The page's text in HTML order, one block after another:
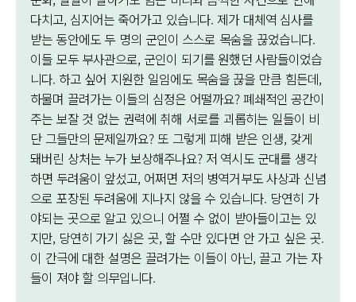
다치고, 심지어는 죽어가고 있습니다. 제가 대체역 심사를
받는 동안에도 두 명의 군인이 스스로 목숨을 끊었습니다.
이들 모두 부사관으로, 군인이 되기를 원했던 사람들이었습
니다. 하고 싶어 지원한 일임에도 목숨을 끊을 만큼 힘든데,
하물며 끌려가는 이들의 심정은 어떨까요? 폐쇄적인 공간이
주는 보잘 것 없는 권력에 취해 서로를 괴롭히는 일들이 비
단 그들만의 문제일까요? 또 그렇게 피해 받은 인생, 갖게
돼버린 상처는 누가 보상해주나요? 저 역시도 군대를 생각
하면 두려움이 앞섰고, 어쩌면 저의 병역거부도 사상과 신념
으로 포장된 두려움에 지나지 않을 수 있습니다. 당연히 가
야되는 곳으로 알고 있으니 어쩔 수 없이 받아들이고는 있
지만, 당연히 가기 싫은 곳, 할 수만 있다면 안 가고 싶은 곳.
이 간극에 대한 설명은 끌려가는 이들이 아닌, 끌고 가는 자
들이 져야 할 의무입니다.